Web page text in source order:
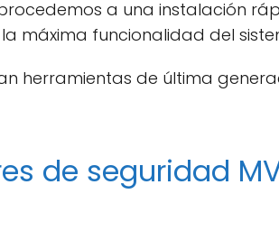
a una instalación
máxima funcionalidad del
herramientas de última
de seguridad